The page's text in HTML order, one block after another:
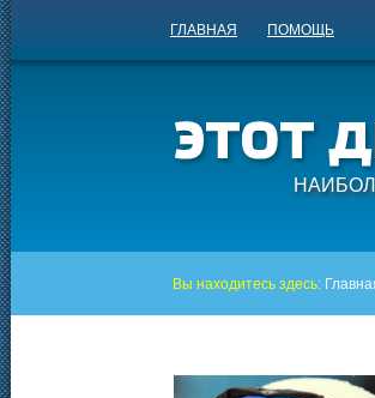
ГЛАВНАЯ ПОМОЩЬ
Вы находитесь здесь: